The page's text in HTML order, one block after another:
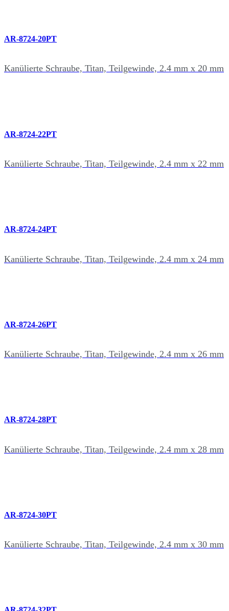
AR-8724-20PT
Kanülierte Schraube, Titan, Teilgewinde, 2.4 mm x 20 mm
AR-8724-22PT
Kanülierte Schraube, Titan, Teilgewinde, 2.4 mm x 22 mm
AR-8724-24PT
Kanülierte Schraube, Titan, Teilgewinde, 2.4 mm x 24 mm
AR-8724-26PT
Kanülierte Schraube, Titan, Teilgewinde, 2.4 mm x 26 mm
AR-8724-28PT
Kanülierte Schraube, Titan, Teilgewinde, 2.4 mm x 28 mm
AR-8724-30PT
Kanülierte Schraube, Titan, Teilgewinde, 2.4 mm x 30 mm